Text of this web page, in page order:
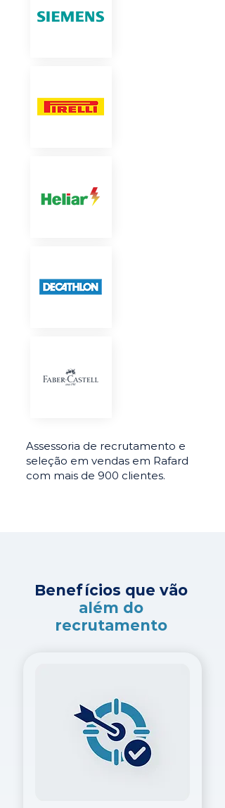
Assessoria de recrutamento e
seleção em vendas em Rafard
com mais de 900 clientes.
Benefícios que vão
além do
recrutamento